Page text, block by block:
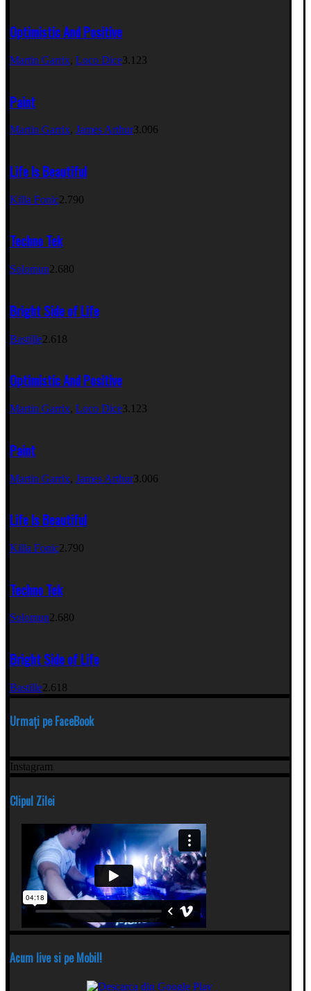
Optimistic And Positive
Martin Garrix, Loco Dice3.123
Paint
Martin Garrix, James Arthur3.006
Life Is Beautiful
Killa Fonic2.790
Techno Tek
Solomun2.680
Bright Side of Life
Bastille2.618
Optimistic And Positive
Martin Garrix, Loco Dice3.123
Paint
Martin Garrix, James Arthur3.006
Life Is Beautiful
Killa Fonic2.790
Techno Tek
Solomun2.680
Bright Side of Life
Bastille2.618
Urmați pe FaceBook
Instagram
Clipul Zilei
Acum live si pe Mobil!